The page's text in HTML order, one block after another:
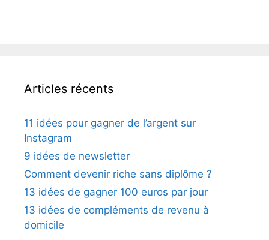
Articles récents
11 idées pour gagner de l’argent sur
Instagram
9 idées de newsletter
Comment devenir riche sans diplôme ?
13 idées de gagner 100 euros par jour
13 idées de compléments de revenu à
domicile